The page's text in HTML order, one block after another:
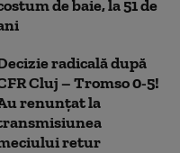
de baie, la 51 de
radicală după
Cluj – Tromso 0-5!
renunțat la
retur